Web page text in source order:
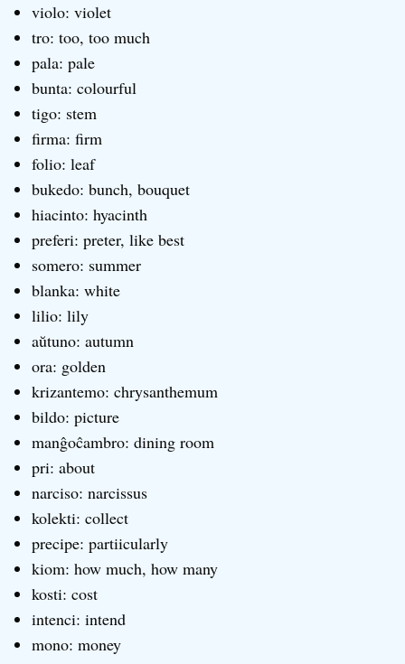
violo: violet
tro: too, too much
pala: pale
bunta: colourful
tigo: stem
firma: firm
folio: leaf
bukedo: bunch, bouquet
hiacinto: hyacinth
preferi: preter, like best
somero: summer
blanka: white
lilio: lily
aŭtuno: autumn
ora: golden
krizantemo: chrysanthemum
bildo: picture
manĝoĉambro: dining room
pri: about
narciso: narcissus
kolekti: collect
precipe: partiicularly
kiom: how much, how many
kosti: cost
intenci: intend
mono: money